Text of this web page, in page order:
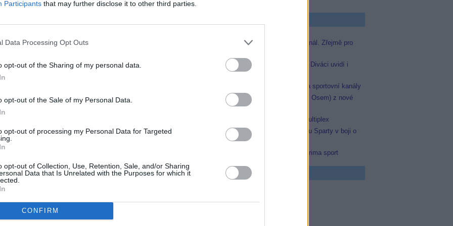
Participants that may further disclose it to other third parties.
Data Processing Opt Outs
opt-out of the Sharing of my personal data.
opt-out of the Sale of my Personal Data.
opt-out of processing my Personal Data for Targeted
opt-out of Collection, Use, Retention, Sale, and/or Sharing
Data that Is Unrelated with the Purposes for which it
CONFIRM
Má v nabídce ČT24
Má v nabídce ČT24
mzda 40 000Kč • stravování i svoz zdarma (Ref. č.: Fau -
Prachatice)
I jednotlivce pro montáž vánoční výzdoby (Slovenská
Skylink spustil nový Test kanál. Zřejmě pro
Oneplay zařadí Prima sport. Diváci uvidí i
AMC získala licence pro dva sportovní kanály
Skylink: Slovenská TV8 (TV Osem) z nové
frekvence
Operátor Du převzal další multiplex
Prima sport odvysílá i odvetu Sparty v boji o
Ligu mistrů
Antik TV potvrdil zařazení Prima sport
TV program